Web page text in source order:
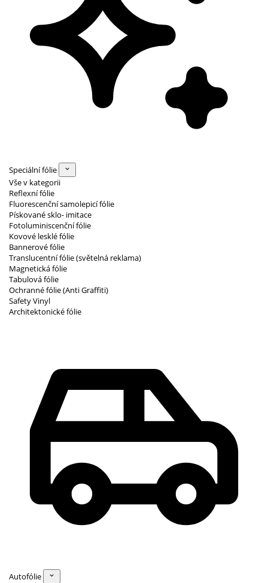
Speciální fólie
Vše v kategorii
Reflexní fólie
Fluorescenční samolepicí fólie
Pískované sklo- imitace
Fotoluminiscenční fólie
Kovové lesklé fólie
Bannerové fólie
Translucentní fólie (světelná reklama)
Magnetická fólie
Tabulová fólie
Ochranné fólie (Anti Graffiti)
Safety Vinyl
Architektonické fólie
Autofólie